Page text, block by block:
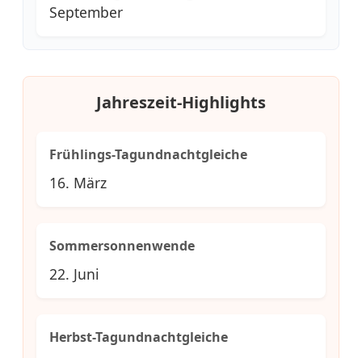
September
Jahreszeit-Highlights
Frühlings-Tagundnachtgleiche
16. März
Sommersonnenwende
22. Juni
Herbst-Tagundnachtgleiche